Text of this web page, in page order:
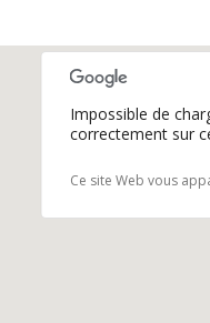
Impossible de
correctement sur
Ce site Web vous